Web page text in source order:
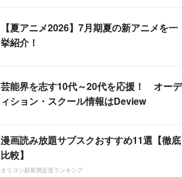
【夏アニメ2026】7月期夏の新アニメを一
挙紹介！
芸能界を志す10代～20代を応援！ オーデ
ィション・スクール情報はDeview
漫画読み放題サブスクおすすめ11選【徹底
比較】
オリコン顧客満足度ランキング